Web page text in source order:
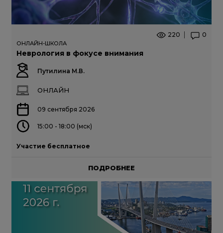
220 0
ОНЛАЙН-ШКОЛА
Неврология в фокусе внимания
Путилина М.В.
ОНЛАЙН
09 сентября 2026
15:00 - 18:00 (мск)
Участие бесплатное
ПОДРОБНЕЕ